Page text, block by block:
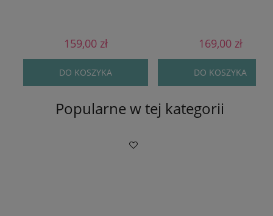
159,00 zł
DO KOSZYKA
169,00 zł
DO KOSZYKA
Popularne w tej kategorii